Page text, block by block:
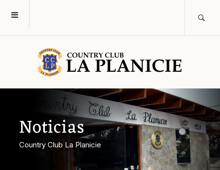
Noticias
Country Club La Planicie